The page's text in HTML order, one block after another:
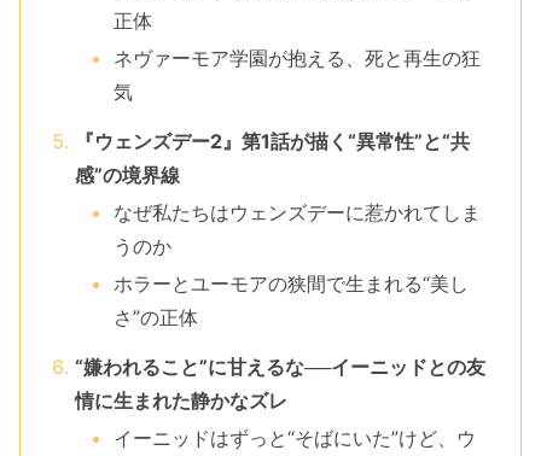
正体
ネヴァーモア学園が抱える、死と再生の狂
気
『ウェンズデー2』第1話が描く“異常性”と“共
感”の境界線
なぜ私たちはウェンズデーに惹かれてしま
うのか
ホラーとユーモアの狭間で生まれる“美し
さ”の正体
“嫌われること”に甘えるな──イーニッドとの友
情に生まれた静かなズレ
イーニッドはずっと“そばにいた”けど、ウ